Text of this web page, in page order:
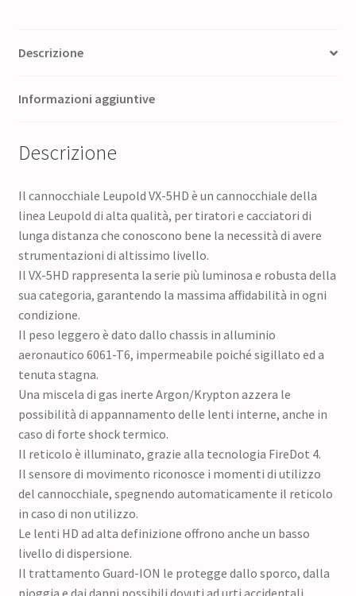
Descrizione
Informazioni aggiuntive
Descrizione
Il cannocchiale Leupold VX-5HD è un cannocchiale della
linea Leupold di alta qualità, per tiratori e cacciatori di
lunga distanza che conoscono bene la necessità di avere
strumentazioni di altissimo livello.
Il VX-5HD rappresenta la serie più luminosa e robusta della
sua categoria, garantendo la massima affidabilità in ogni
condizione.
Il peso leggero è dato dallo chassis in alluminio
aeronautico 6061-T6, impermeabile poiché sigillato ed a
tenuta stagna.
Una miscela di gas inerte Argon/Krypton azzera le
possibilità di appannamento delle lenti interne, anche in
caso di forte shock termico.
Il reticolo è illuminato, grazie alla tecnologia FireDot 4.
Il sensore di movimento riconosce i momenti di utilizzo
del cannocchiale, spegnendo automaticamente il reticolo
in caso di non utilizzo.
Le lenti HD ad alta definizione offrono anche un basso
livello di dispersione.
Il trattamento Guard-ION le protegge dallo sporco, dalla
pioggia e dai danni possibili dovuti ad urti accidentali.